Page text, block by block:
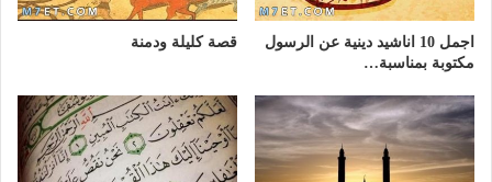
اجمل 10 اناشيد دينية عن الرسول
مكتوبة بمناسبة…
قصة كليلة ودمنة